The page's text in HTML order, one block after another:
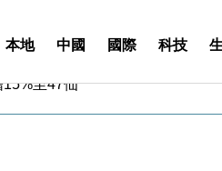
本地 中國 國際 科技
至47仙